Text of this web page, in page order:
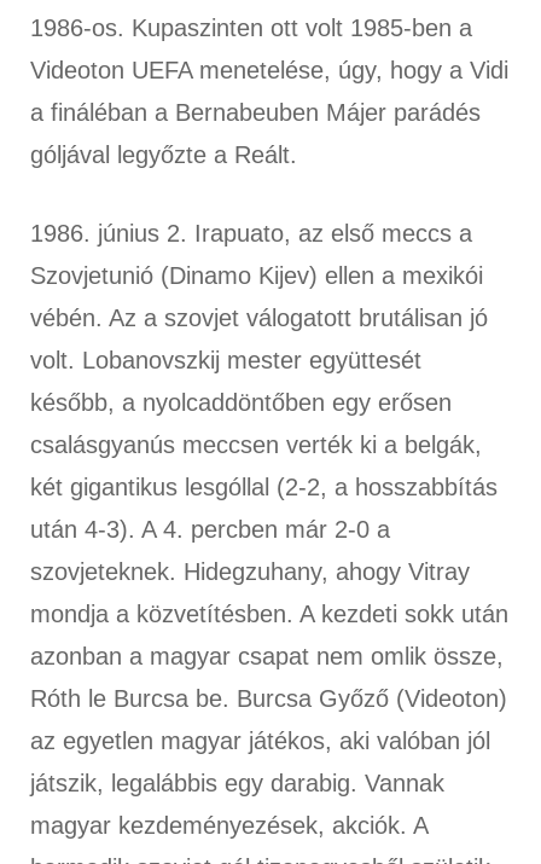
1986-os. Kupaszinten ott volt 1985-ben a
Videoton UEFA menetelése, úgy, hogy a Vidi
a fináléban a Bernabeuben Májer parádés
góljával legyőzte a Reált.
1986. június 2. Irapuato, az első meccs a
Szovjetunió (Dinamo Kijev) ellen a mexikói
vébén. Az a szovjet válogatott brutálisan jó
volt. Lobanovszkij mester együttesét
később, a nyolcaddöntőben egy erősen
csalásgyanús meccsen verték ki a belgák,
két gigantikus lesgóllal (2-2, a hosszabbítás
után 4-3). A 4. percben már 2-0 a
szovjeteknek. Hidegzuhany, ahogy Vitray
mondja a közvetítésben. A kezdeti sokk után
azonban a magyar csapat nem omlik össze,
Róth le Burcsa be. Burcsa Győző (Videoton)
az egyetlen magyar játékos, aki valóban jól
játszik, legalábbis egy darabig. Vannak
magyar kezdeményezések, akciók. A